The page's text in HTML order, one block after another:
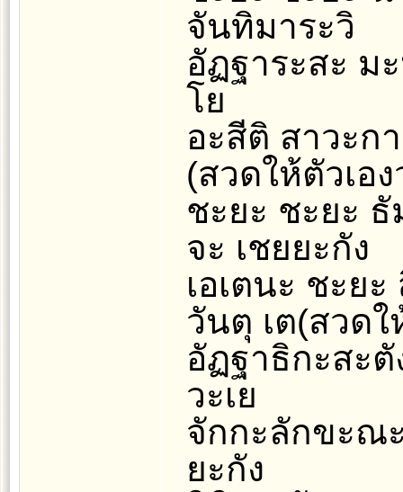
จันทิมาระวิ
อัฏฐาระสะ ม
โย
อะสีติ สาวะก
(สวดให้ตัวเอง
ชะยะ ชะยะ
จะ เชยยะกัง
เอเตนะ ชะย
วันตุ เต(สวดใ
อัฏฐาธิกะสะ
วะเย
จักกะลักขะณ
ยะกัง